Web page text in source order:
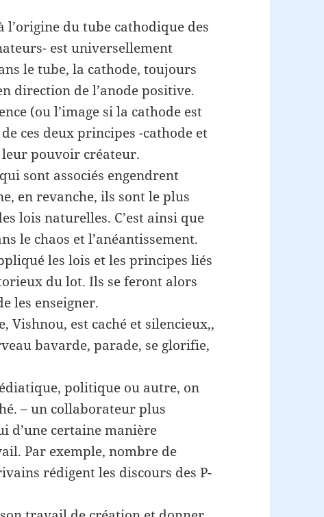
l’origine du tube cathodique des
est universellement
le tube, la cathode, toujours
direction de l’anode positive.
(ou l’image si la cathode est
ces deux principes -cathode et
pouvoir créateur.
sont associés engendrent
en revanche, ils sont le plus
lois naturelles. C’est ainsi que
le chaos et l’anéantissement.
les lois et les principes liés
du lot. Ils se feront alors
les enseigner.
Vishnou, est caché et silencieux,,
bavarde, parade, se glorifie,
politique ou autre, on
– un collaborateur plus
d’une certaine manière
Par exemple, nombre de
rédigent les discours des P-